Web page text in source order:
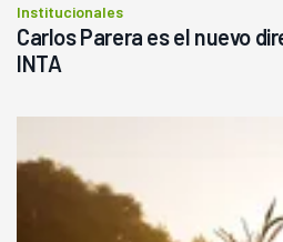
Institucionales
Carlos Parera es el nuevo
INTA